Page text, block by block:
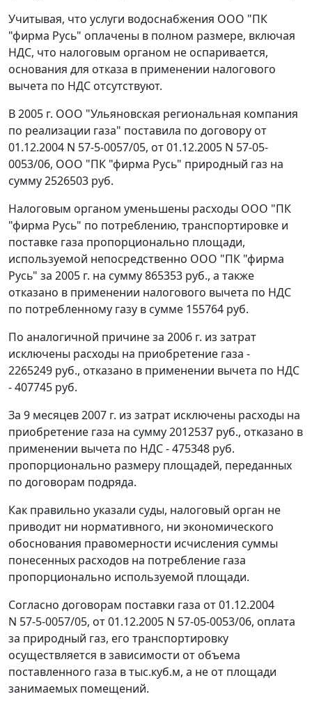
Учитывая, что услуги водоснабжения ООО "ПК
"фирма Русь" оплачены в полном размере, включая
НДС, что налоговым органом не оспаривается,
основания для отказа в применении налогового
вычета по НДС отсутствуют.
В 2005 г. ООО "Ульяновская региональная компания
по реализации газа" поставила по договору от
01.12.2004 N 57-5-0057/05, от 01.12.2005 N 57-05-
0053/06, ООО "ПК "фирма Русь" природный газ на
сумму 2526503 руб.
Налоговым органом уменьшены расходы ООО "ПК
"фирма Русь" по потреблению, транспортировке и
поставке газа пропорционально площади,
используемой непосредственно ООО "ПК "фирма
Русь" за 2005 г. на сумму 865353 руб., а также
отказано в применении налогового вычета по НДС
по потребленному газу в сумме 155764 руб.
По аналогичной причине за 2006 г. из затрат
исключены расходы на приобретение газа -
2265249 руб., отказано в применении вычета по НДС
- 407745 руб.
За 9 месяцев 2007 г. из затрат исключены расходы на
приобретение газа на сумму 2012537 руб., отказано в
применении вычета по НДС - 475348 руб.
пропорционально размеру площадей, переданных
по договорам подряда.
Как правильно указали суды, налоговый орган не
приводит ни нормативного, ни экономического
обоснования правомерности исчисления суммы
понесенных расходов на потребление газа
пропорционально используемой площади.
Согласно договорам поставки газа от 01.12.2004
N 57-5-0057/05, от 01.12.2005 N 57-05-0053/06, оплата
за природный газ, его транспортировку
осуществляется в зависимости от объема
поставленного газа в тыс.куб.м, а не от площади
занимаемых помещений.